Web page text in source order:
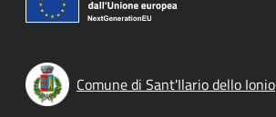
Comune di Sant'Ilario dello Ionio